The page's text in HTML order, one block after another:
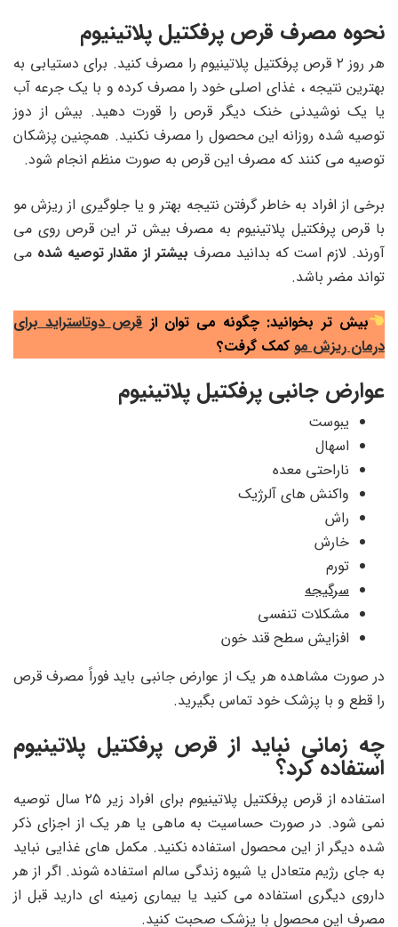
نحوه مصرف قرص پرفکتیل پلاتینیوم
هر روز ۲ قرص پرفکتیل پلاتینیوم را مصرف کنید. برای دستیابی به
بهترین نتیجه ، غذای اصلی خود را مصرف کرده و با یک جرعه آب
یا یک نوشیدنی خنک دیگر قرص را قورت دهید. بیش از دوز
توصیه شده روزانه این محصول را مصرف نکنید. همچنین پزشکان
توصیه می کنند که مصرف این قرص به صورت منظم انجام شود.
برخی از افراد به خاطر گرفتن نتیجه بهتر و یا جلوگیری از ریزش مو
با قرص پرفکتیل پلاتینیوم به مصرف بیش تر این قرص روی می
آورند. لازم است که بدانید مصرف بیشتر از مقدار توصیه شده می
تواند مضر باشد.
بیش تر بخوانید: چگونه می توان ازقرص دوتاستراید برای
درمان ریزش مو کمک گرفت؟
عوارض جانبی پرفکتیل پلاتینیوم
یبوست
اسهال
ناراحتی معده
واکنش های آلرژیک
راش
خارش
تورم
سرگیجه
مشکلات تنفسی
افزایش سطح قند خون
در صورت مشاهده هر یک از عوارض جانبی باید فوراً مصرف قرص
را قطع و با پزشک خود تماس بگیرید.
چه زمانی نباید از قرص پرفکتیل پلاتینیوم
استفاده کرد؟
استفاده از قرص پرفکتیل پلاتینیوم برای افراد زیر ۲۵ سال توصیه
نمی شود. در صورت حساسیت به ماهی یا هر یک از اجزای ذکر
شده دیگر از این محصول استفاده نکنید. مکمل های غذایی نباید
به جای رژیم متعادل یا شیوه زندگی سالم استفاده شوند. اگر از هر
داروی دیگری استفاده می کنید یا بیماری زمینه ای دارید قبل از
مصرف این محصول با پزشک صحبت کنید.